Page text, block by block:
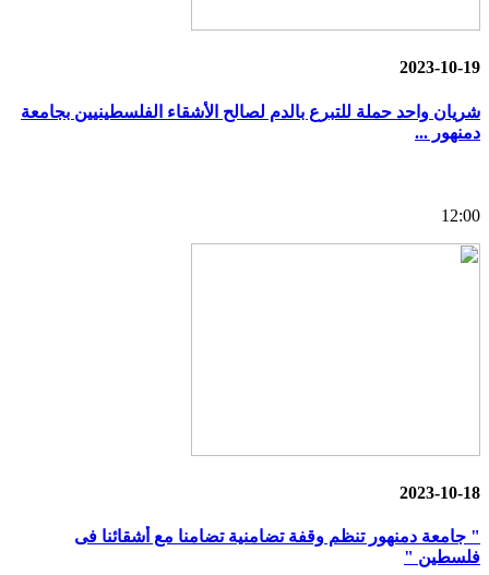
2023-10-19
شريان واحد حملة للتبرع بالدم لصالح الأشقاء الفلسطينيين بجامعة
دمنهور ...
12:00
2023-10-18
" جامعة دمنهور تنظم وقفة تضامنية تضامنا مع أشقائنا فى
فلسطين "